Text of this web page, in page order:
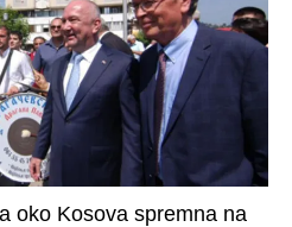
oko Kosova spremna na